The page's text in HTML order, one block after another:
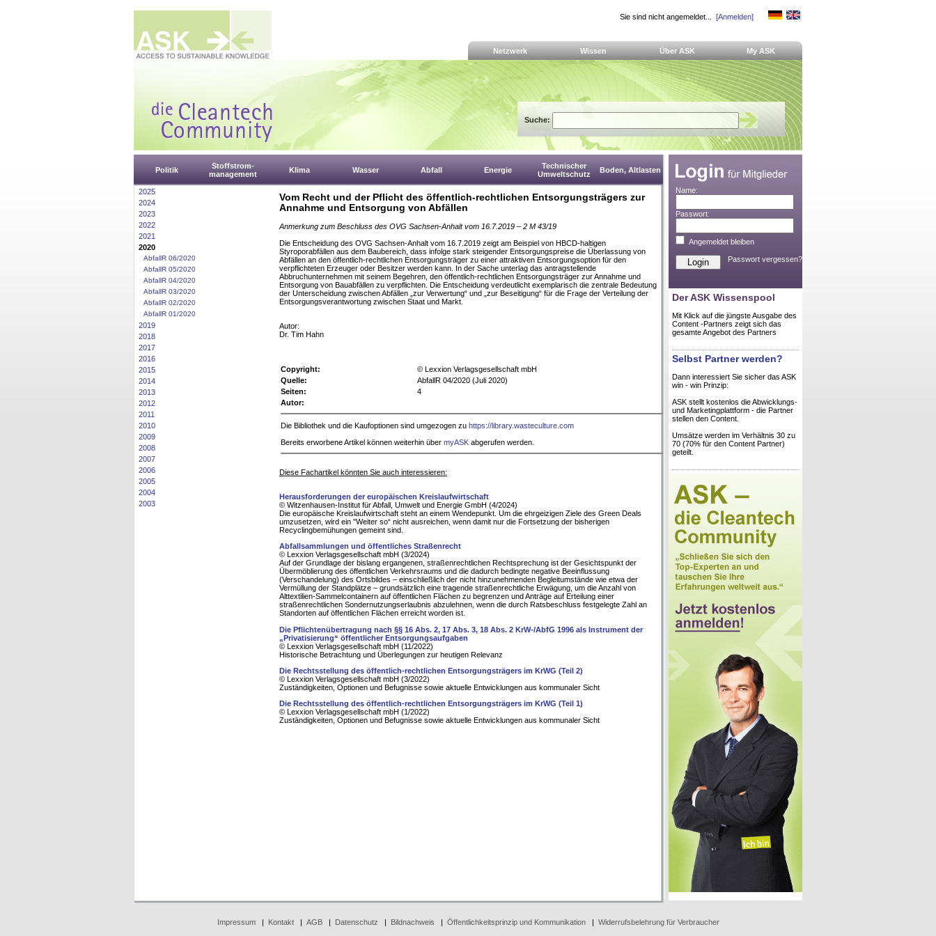
Sie sind nicht angemeldet... [Anmelden]
Netzwerk Wissen Über ASK My ASK
Suche:
Politik
Stoffstrom-
management
Klima Wasser Abfall Energie
Technischer
Umweltschutz
Boden, Altlasten
2025
2024
2023
2022
2021
2020
AbfallR 06/2020
AbfallR 05/2020
AbfallR 04/2020
AbfallR 03/2020
AbfallR 02/2020
AbfallR 01/2020
2019
2018
2017
2016
2015
2014
2013
2012
2011
2010
2009
2008
2007
2006
2005
2004
2003
Vom Recht und der Pflicht des öffentlich-rechtlichen Entsorgungsträgers zur
Annahme und Entsorgung von Abfällen
Anmerkung zum Beschluss des OVG Sachsen-Anhalt vom 16.7.2019 – 2 M 43/19
Die Entscheidung des OVG Sachsen-Anhalt vom 16.7.2019 zeigt am Beispiel von HBCD-haltigen
Styroporabfällen aus dem Baubereich, dass infolge stark steigender Entsorgungspreise die Überlassung von
Abfällen an den öffentlich-rechtlichen Entsorgungsträger zu einer attraktiven Entsorgungsoption für den
verpflichteten Erzeuger oder Besitzer werden kann. In der Sache unterlag das antragstellende
Abbruchunternehmen mit seinem Begehren, den öffentlich-rechtlichen Entsorgungsträger zur Annahme und
Entsorgung von Bauabfällen zu verpflichten. Die Entscheidung verdeutlicht exemplarisch die zentrale Bedeutung
der Unterscheidung zwischen Abfällen „zur Verwertung“ und „zur Beseitigung“ für die Frage der Verteilung der
Entsorgungsverantwortung zwischen Staat und Markt.
Autor:
Dr. Tim Hahn
Copyright:
© Lexxion Verlagsgesellschaft mbH
Quelle:
AbfallR 04/2020 (Juli 2020)
Seiten:
4
Autor:
Die Bibliothek und die Kaufoptionen sind umgezogen zu https://library.wasteculture.com
Bereits erworbene Artikel können weiterhin über myASK abgerufen werden.
Diese Fachartikel könnten Sie auch interessieren:
Herausforderungen der europäischen Kreislaufwirtschaft
© Witzenhausen-Institut für Abfall, Umwelt und Energie GmbH (4/2024)
Die europäische Kreislaufwirtschaft steht an einem Wendepunkt. Um die ehrgeizigen Ziele des Green Deals
umzusetzen, wird ein "Weiter so“ nicht ausreichen, wenn damit nur die Fortsetzung der bisherigen
Recyclingbemühungen gemeint sind.
Abfallsammlungen und öffentliches Straßenrecht
© Lexxion Verlagsgesellschaft mbH (3/2024)
Auf der Grundlage der bislang ergangenen, straßenrechtlichen Rechtsprechung ist der Gesichtspunkt der
Übermöblierung des öffentlichen Verkehrsraums und die dadurch bedingte negative Beeinflussung
(Verschandelung) des Ortsbildes – einschließlich der nicht hinzunehmenden Begleitumstände wie etwa der
Vermüllung der Standplätze – grundsätzlich eine tragende straßenrechtliche Erwägung, um die Anzahl von
Alttextilien-Sammelcontainern auf öffentlichen Flächen zu begrenzen und Anträge auf Erteilung einer
straßenrechtlichen Sondernutzungserlaubnis abzulehnen, wenn die durch Ratsbeschluss festgelegte Zahl an
Standorten auf öffentlichen Flächen erreicht worden ist.
Die Pflichtenübertragung nach §§ 16 Abs. 2, 17 Abs. 3, 18 Abs. 2 KrW-/AbfG 1996 als Instrument der
„Privatisierung“ öffentlicher Entsorgungsaufgaben
© Lexxion Verlagsgesellschaft mbH (11/2022)
Historische Betrachtung und Überlegungen zur heutigen Relevanz
Die Rechtsstellung des öffentlich-rechtlichen Entsorgungsträgers im KrWG (Teil 2)
© Lexxion Verlagsgesellschaft mbH (3/2022)
Zuständigkeiten, Optionen und Befugnisse sowie aktuelle Entwicklungen aus kommunaler Sicht
Die Rechtsstellung des öffentlich-rechtlichen Entsorgungsträgers im KrWG (Teil 1)
© Lexxion Verlagsgesellschaft mbH (1/2022)
Zuständigkeiten, Optionen und Befugnisse sowie aktuelle Entwicklungen aus kommunaler Sicht
Name:
Passwort:
Angemeldet bleiben
Passwort vergessen?
Der ASK Wissenspool
Mit Klick auf die jüngste Ausgabe des
Content -Partners zeigt sich das
gesamte Angebot des Partners
Selbst Partner werden?
Dann interessiert Sie sicher das ASK
win - win Prinzip:
ASK stellt kostenlos die Abwicklungs-
und Marketingplattform - die Partner
stellen den Content.
Umsätze werden im Verhältnis 30 zu
70 (70% für den Content Partner)
geteilt.
Impressum| Kontakt| AGB| Datenschutz | Bildnachweis | Öffentlichkeitsprinzip und Kommunikation| Widerrufsbelehrung für Verbraucher